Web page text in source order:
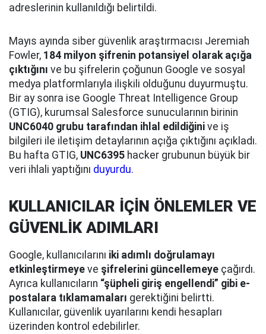
adreslerinin kullanıldığı belirtildi.
Mayıs ayında siber güvenlik araştırmacısı Jeremiah
Fowler, 184 milyon şifrenin potansiyel olarak açığa
çıktığını ve bu şifrelerin çoğunun Google ve sosyal
medya platformlarıyla ilişkili olduğunu duyurmuştu.
Bir ay sonra ise Google Threat Intelligence Group
(GTIG), kurumsal Salesforce sunucularının birinin
UNC6040 grubu tarafından ihlal edildiğini ve iş
bilgileri ile iletişim detaylarının açığa çıktığını açıkladı.
Bu hafta GTIG, UNC6395 hacker grubunun büyük bir
veri ihlali yaptığını duyurdu.
KULLANICILAR İÇİN ÖNLEMLER VE
GÜVENLİK ADIMLARI
Google, kullanıcılarını iki adımlı doğrulamayı
etkinleştirmeye ve şifrelerini güncellemeye çağırdı.
Ayrıca kullanıcıların “şüpheli giriş engellendi” gibi e-
postalara tıklamamaları gerektiğini belirtti.
Kullanıcılar, güvenlik uyarılarını kendi hesapları
üzerinden kontrol edebilirler.